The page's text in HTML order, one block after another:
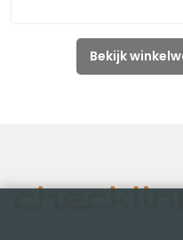
Bekijk